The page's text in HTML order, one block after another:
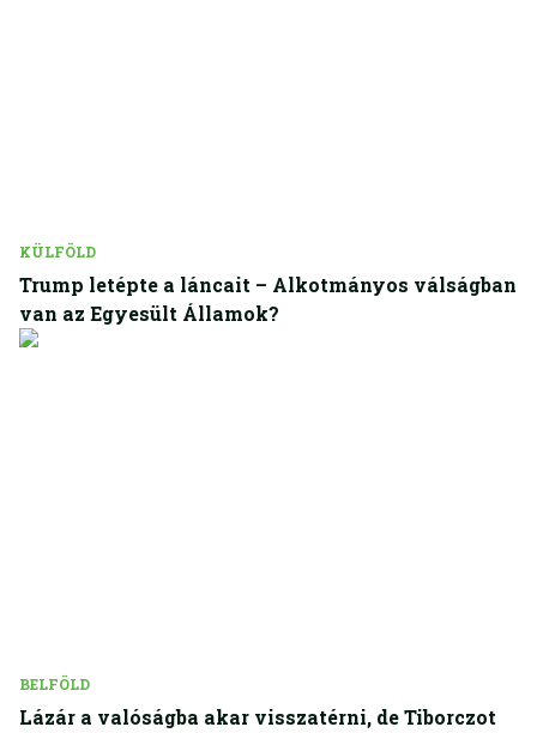
KÜLFÖLD
Trump letépte a láncait – Alkotmányos válságban
van az Egyesült Államok?
BELFÖLD
Lázár a valóságba akar visszatérni, de Tiborczot